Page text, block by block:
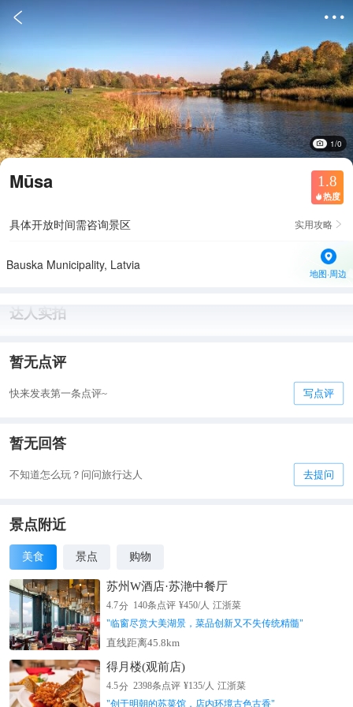
 
1/0
Mūsa 1.8
 热度
具体开放时间需咨询景区 实用攻略 
Bauska Municipality, Latvia
地图·周边
达人实拍
暂无点评
快来发表第一条点评~ 写点评
暂无回答
不知道怎么玩？问问旅行达人 去提问
景点附近
美食 景点 购物
苏州W酒店·苏滟中餐厅
4.7分 140条点评 ¥450/人 江浙菜
"临窗尽赏大美湖景，菜品创新又不失传统精髓"
直线距离45.8km
得月楼(观前店)
4.5分 2398条点评 ¥135/人 江浙菜
"创于明朝的苏菜馆，店内环境古色古香"